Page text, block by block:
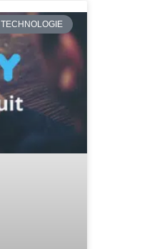
TECHNOLOGIE